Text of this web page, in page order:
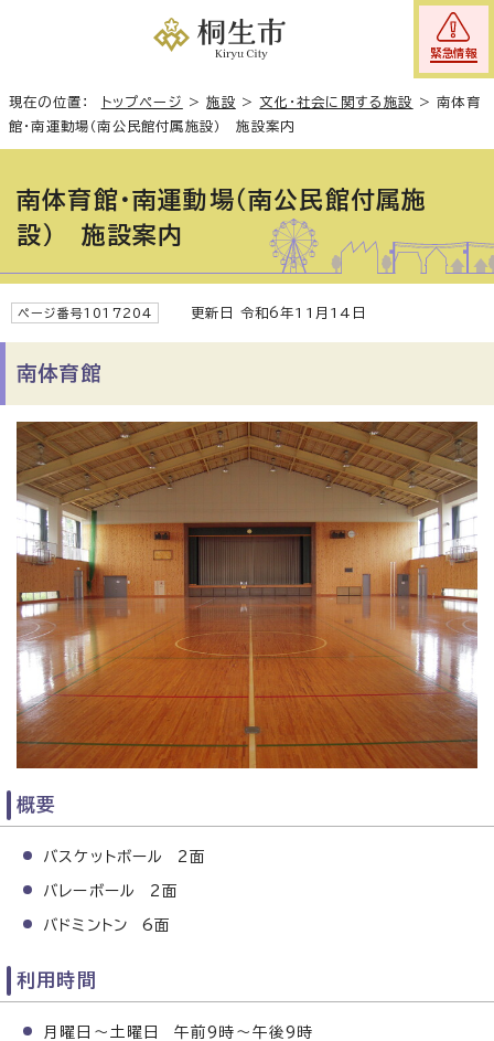
緊急情報
現在の位置： トップページ >施設 >文化・社会に関する施設 >南体育
館・南運動場（南公民館付属施設） 施設案内
南体育館・南運動場（南公民館付属施
設） 施設案内
ページ番号1017204 更新日 令和6年11月14日
南体育館
概要
バスケットボール 2面
バレーボール 2面
バドミントン 6面
利用時間
月曜日～土曜日 午前9時～午後9時